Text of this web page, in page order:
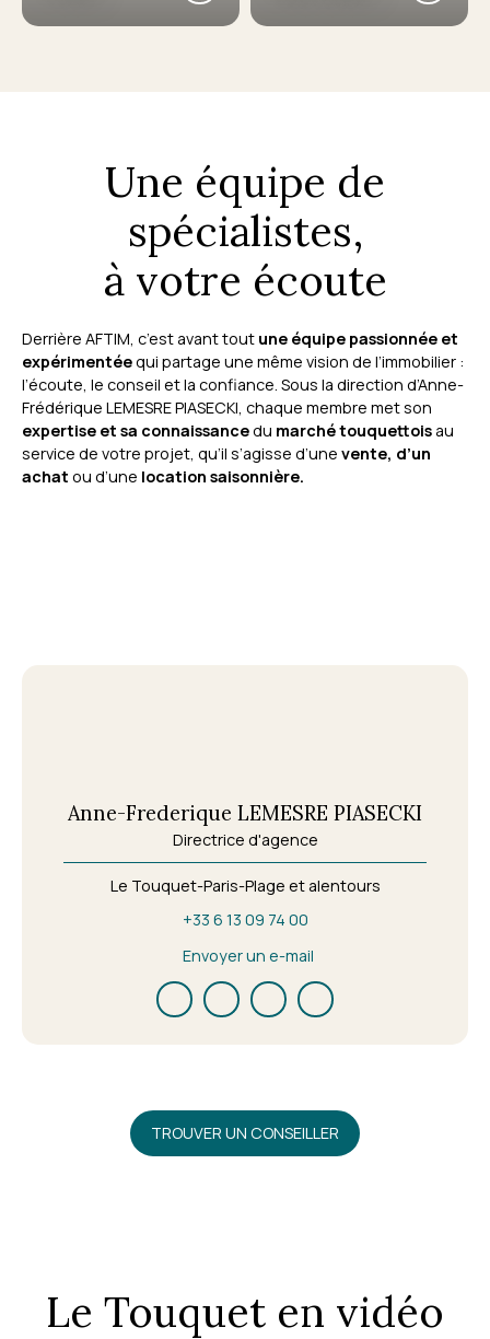
Une équipe de
spécialistes,
à votre écoute
Derrière AFTIM, c’est avant tout une équipe passionnée et
expérimentéequi partage une même vision de l’immobilier :
l’écoute, le conseil et la confiance. Sous la direction d’Anne-
Frédérique LEMESRE PIASECKI, chaque membre met son
expertise et sa connaissancedu marché touquettois au
service de votre projet, qu’il s’agisse d’une vente, d’un
achat ou d’une location saisonnière.
Anne-Frederique LEMESRE PIASECKI
Directrice d'agence
Le Touquet-Paris-Plage et alentours
+33 6 13 09 74 00
Envoyer un e-mail
TROUVER UN CONSEILLER
Le Touquet en vidéo